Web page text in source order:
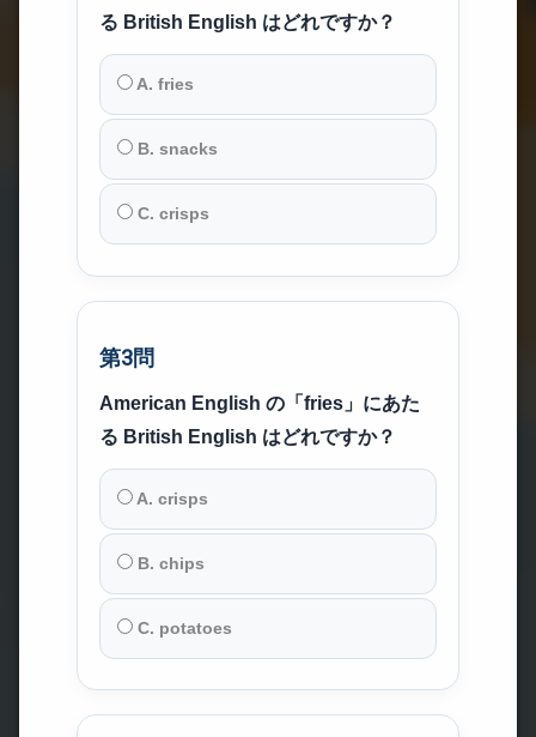
る British English はどれですか？
A. fries
B. snacks
C. crisps
第3問
American English の「fries」にあた
る British English はどれですか？
A. crisps
B. chips
C. potatoes